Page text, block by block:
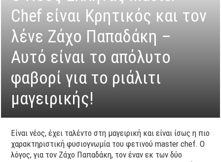
Chef είναι Kρητικός και τον
λένε Ζάχο Παπαδάκη –
Αυτό είναι το απόλυτο
φαβορί για το ριάλιτι
μαγειρικής!
Είναι νέος, έχει ταλέντο στη μαγειρική και είναι ίσως η πιο
χαρακτηριστική φυσιογνωμία του φετινού master chef. Ο
λόγος, για τον Ζάχο Παπαδάκη, τον έναν εκ των δύο